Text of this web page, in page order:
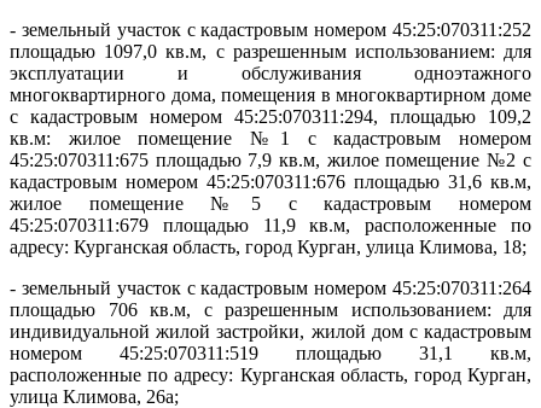
- земельный участок с кадастровым номером 45:25:070311:252
площадью 1097,0 кв.м, с разрешенным использованием: для
эксплуатации и обслуживания одноэтажного
многоквартирного дома, помещения в многоквартирном доме
с кадастровым номером 45:25:070311:294, площадью 109,2
кв.м: жилое помещение №1 с кадастровым номером
45:25:070311:675 площадью 7,9 кв.м, жилое помещение №2 с
кадастровым номером 45:25:070311:676 площадью 31,6 кв.м,
жилое помещение №5 с кадастровым номером
45:25:070311:679 площадью 11,9 кв.м, расположенные по
адресу: Курганская область, город Курган, улица Климова, 18;
- земельный участок с кадастровым номером 45:25:070311:264
площадью 706 кв.м, с разрешенным использованием: для
индивидуальной жилой застройки, жилой дом с кадастровым
номером 45:25:070311:519 площадью 31,1 кв.м,
расположенные по адресу: Курганская область, город Курган,
улица Климова, 26а;